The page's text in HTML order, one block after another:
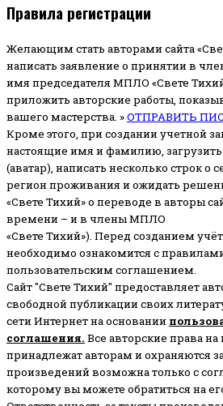
Правила регистрации
Желающим стать авторами сайта
написать заявление о принятии в
имя председателя МПЛО «Свете
приложить авторские работы,
вашего мастерства. »ОТПРАВИТЬ
Кроме этого, при создании учетной
настоящие имя и фамилию,
(аватар), написать несколько строк о
регион проживания и ожидать
«Свете Тихий» о переводе в авторы
времени – и в члены МПЛО
«Свете Тихий»). Перед созданием
необходимо ознакомится с
пользовательским соглашением.
Сайт "Свете Тихий" предоставляет
свободной публикации своих
сети Интернет на основании
соглашения. Все авторские права
принадлежат авторам и охраняются
произведений возможна только с
которому вы можете обратиться на